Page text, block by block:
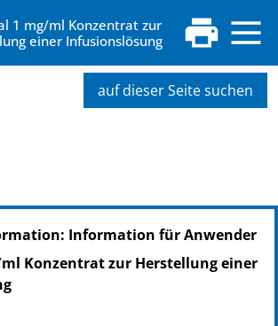
1 mg/ml Konzentrat zur
einer Infusionslösung
auf dieser Seite suchen
Information für Anwender
ml Konzentrat zur Herstellung einer